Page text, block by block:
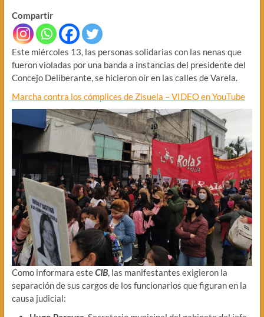
Compartir
Este miércoles 13, las personas solidarias con las nenas que
fueron violadas por una banda a instancias del presidente del
Concejo Deliberante, se hicieron oír en las calles de Varela.
Marcha contra los cómplices de Zisuela – VIDEO en YouTube
Como informara esteCIB, las manifestantes exigieron la
separación de sus cargos de los funcionarios que figuran en la
causa judicial: